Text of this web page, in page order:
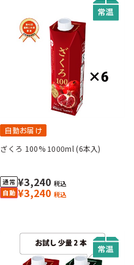
自動お届け
ざくろ 100% 1000ml (6本入)
¥3,240 税込
¥3,240 税込